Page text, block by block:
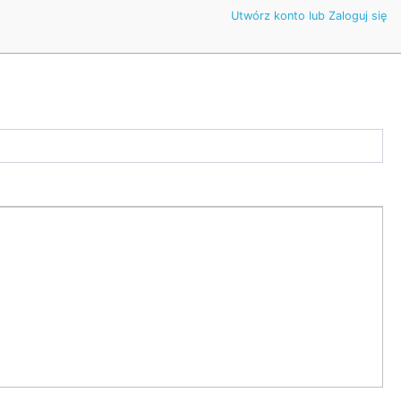
Utwórz konto lub Zaloguj się